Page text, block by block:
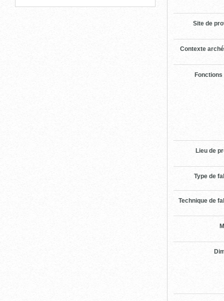
Site de
Contexte
Fonctions
Lieu de
Type de
Technique de